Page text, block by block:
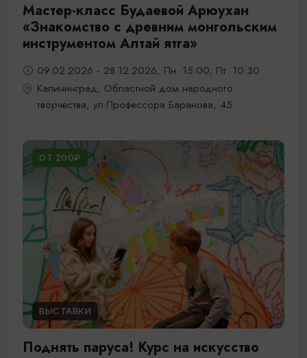
Мастер-класс Будаевой Арюухан
«Знакомство с древним монгольским
инструментом Алтай ятга»
09.02.2026 - 28.12.2026, Пн. 15:00; Пт. 10:30
Калининград, Областной дом народного
творчества, ул.Профессора Баранова, 45
ОТ 200₽
ВЫСТАВКИ
Поднять паруса! Курс на искусство